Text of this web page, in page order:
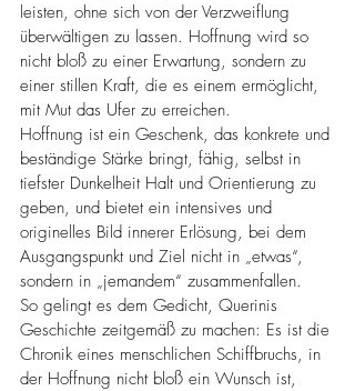
leisten, ohne sich von der Verzweiflung
überwältigen zu lassen. Hoffnung wird so
nicht bloß zu einer Erwartung, sondern zu
einer stillen Kraft, die es einem ermöglicht,
mit Mut das Ufer zu erreichen.
Hoffnung ist ein Geschenk, das konkrete und
beständige Stärke bringt, fähig, selbst in
tiefster Dunkelheit Halt und Orientierung zu
geben, und bietet ein intensives und
originelles Bild innerer Erlösung, bei dem
Ausgangspunkt und Ziel nicht in „etwas“,
sondern in „jemandem“ zusammenfallen.
So gelingt es dem Gedicht, Querinis
Geschichte zeitgemäß zu machen: Es ist die
Chronik eines menschlichen Schiffbruchs, in
der Hoffnung nicht bloß ein Wunsch ist,